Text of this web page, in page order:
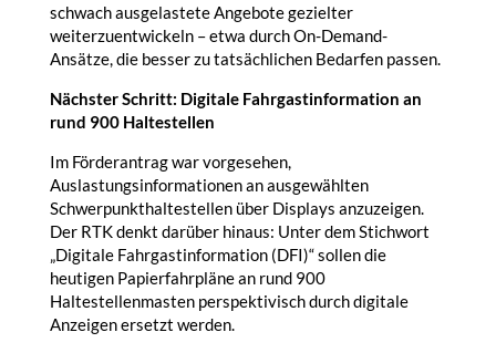
schwach ausgelastete Angebote gezielter
weiterzuentwickeln – etwa durch On-Demand-
Ansätze, die besser zu tatsächlichen Bedarfen passen.
Nächster Schritt: Digitale Fahrgastinformation an
rund 900 Haltestellen
Im Förderantrag war vorgesehen,
Auslastungsinformationen an ausgewählten
Schwerpunkthaltestellen über Displays anzuzeigen.
Der RTK denkt darüber hinaus: Unter dem Stichwort
„Digitale Fahrgastinformation (DFI)“ sollen die
heutigen Papierfahrpläne an rund 900
Haltestellenmasten perspektivisch durch digitale
Anzeigen ersetzt werden.